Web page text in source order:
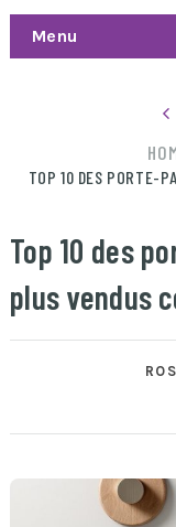
Menu
TOP 10 DES PORTE-
Top 10 des
plus vendus